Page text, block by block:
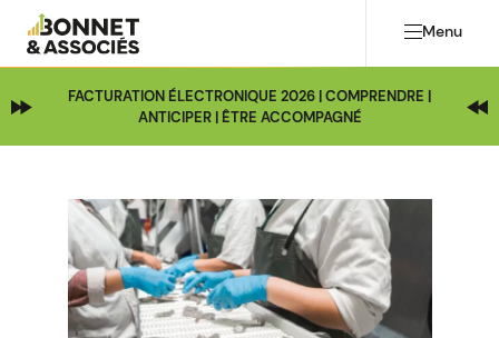
Menu
FACTURATION ÉLECTRONIQUE 2026 | COMPRENDRE |
ANTICIPER | ÊTRE ACCOMPAGNÉ